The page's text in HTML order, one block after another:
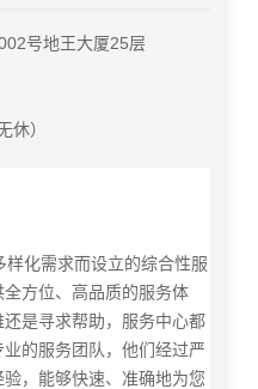
号地王大厦25层
休）
化需求而设立的综合性服
方位、高品质的服务体
是寻求帮助，服务中心都
的服务团队，他们经过严
，能够快速、准确地为您